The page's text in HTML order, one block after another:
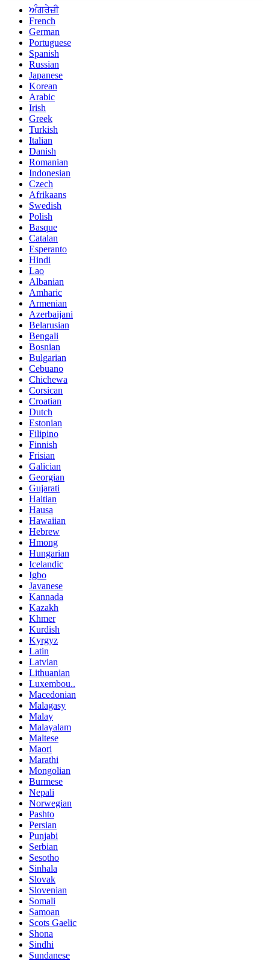
ਅੰਗਰੇਜ਼ੀ
French
German
Portuguese
Spanish
Russian
Japanese
Korean
Arabic
Irish
Greek
Turkish
Italian
Danish
Romanian
Indonesian
Czech
Afrikaans
Swedish
Polish
Basque
Catalan
Esperanto
Hindi
Lao
Albanian
Amharic
Armenian
Azerbaijani
Belarusian
Bengali
Bosnian
Bulgarian
Cebuano
Chichewa
Corsican
Croatian
Dutch
Estonian
Filipino
Finnish
Frisian
Galician
Georgian
Gujarati
Haitian
Hausa
Hawaiian
Hebrew
Hmong
Hungarian
Icelandic
Igbo
Javanese
Kannada
Kazakh
Khmer
Kurdish
Kyrgyz
Latin
Latvian
Lithuanian
Luxembou..
Macedonian
Malagasy
Malay
Malayalam
Maltese
Maori
Marathi
Mongolian
Burmese
Nepali
Norwegian
Pashto
Persian
Punjabi
Serbian
Sesotho
Sinhala
Slovak
Slovenian
Somali
Samoan
Scots Gaelic
Shona
Sindhi
Sundanese